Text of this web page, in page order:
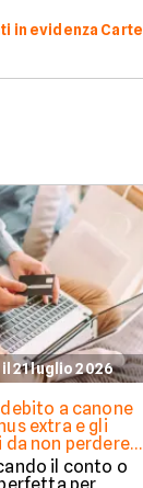
in evidenza Carte
21 luglio 2026
a canone
extra e gli
non perdere a
il conto o